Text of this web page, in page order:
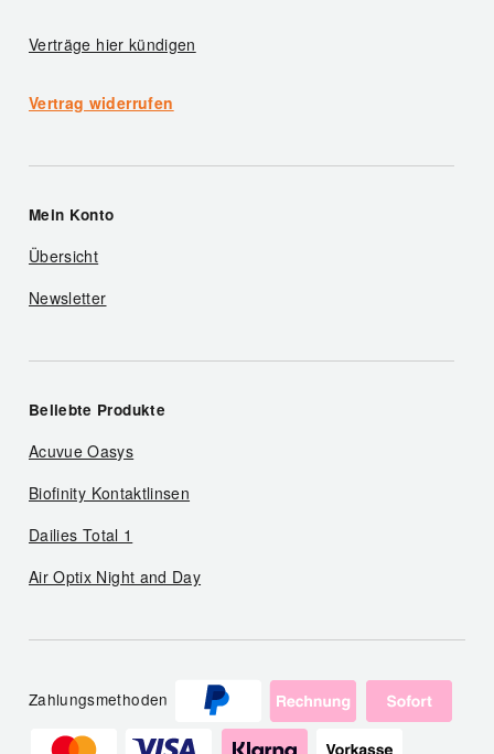
Verträge hier kündigen
Vertrag widerrufen
Mein Konto
Übersicht
Newsletter
Beliebte Produkte
Acuvue Oasys
Biofinity Kontaktlinsen
Dailies Total 1
Air Optix Night and Day
Zahlungsmethoden